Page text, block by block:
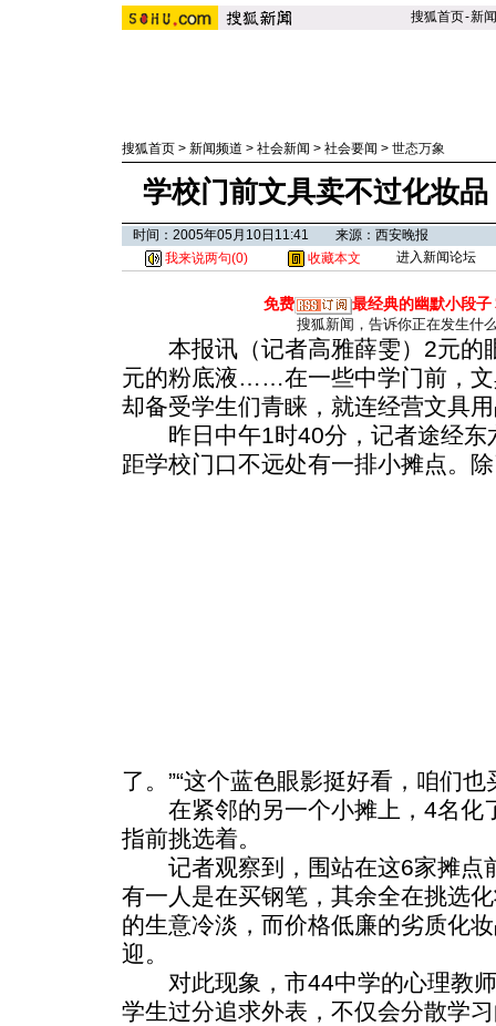
搜狐首页-新闻
搜狐首页 > 新闻频道 > 社会新闻 > 社会要闻 > 世态万象
学校门前文具卖不过化妆
时间：2005年05月10日11:41 来源：西安晚报
我来说两句(0) 收藏本文 进入新闻论坛
免费 最经典的幽默小段子
搜狐新闻，告诉你正在发生什
本报讯（记者高雅薛雯）2元的
元的粉底液……在一些中学门前，
却备受学生们青睐，就连经营文具
昨日中午1时40分，记者途经东
距学校门口不远处有一排小摊点。
了。”“这个蓝色眼影挺好看，咱们也
在紧邻的另一个小摊上，4名化
指前挑选着。
记者观察到，围站在这6家摊点
有一人是在买钢笔，其余全在挑选
的生意冷淡，而价格低廉的劣质化
迎。
对此现象，市44中学的心理教师
学生过分追求外表，不仅会分散学